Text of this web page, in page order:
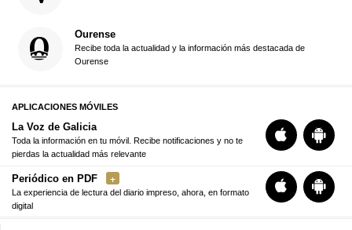
Ourense
Recibe toda la actualidad y la información más destacada de
Ourense
APLICACIONES MÓVILES
La Voz de Galicia
Toda la información en tu móvil. Recibe notificaciones y no te
pierdas la actualidad más relevante
Periódico en PDF
La experiencia de lectura del diario impreso, ahora, en formato
digital